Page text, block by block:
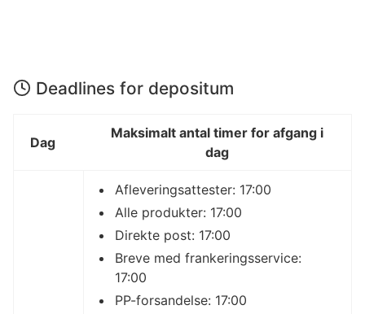
Deadlines for depositum
Dag
Maksimalt antal timer for afgang i
dag
Afleveringsattester: 17:00
Alle produkter: 17:00
Direkte post: 17:00
Breve med frankeringsservice:
17:00
PP-forsandelse: 17:00